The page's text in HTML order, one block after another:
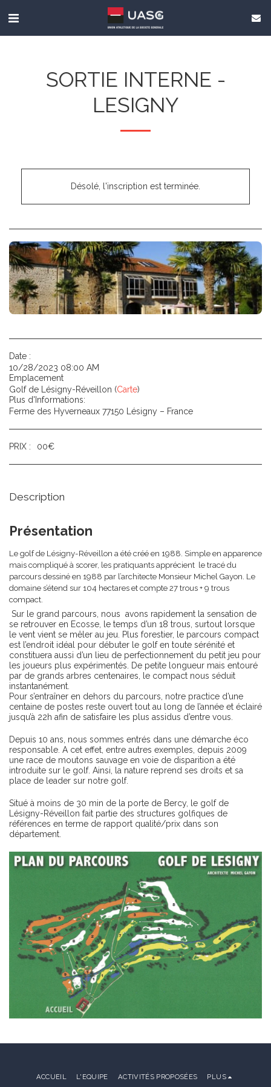
SORTIE INTERNE -
LESIGNY
Désolé, l'inscription est terminée.
Date :
10/28/2023 08:00 AM
Emplacement
Golf de Lésigny-Réveillon (Carte)
Plus d'Informations:
Ferme des Hyverneaux 77150 Lésigny – France
PRIX : 00€
Description
Présentation
Le golf de Lésigny-Réveillon a été créé en 1988. Simple en apparence
mais compliqué à scorer, les pratiquants apprécient le tracé du
parcours dessiné en 1988 par l’architecte Monsieur Michel Gayon. Le
domaine s’étend sur 104 hectares et compte 27 trous + 9 trous
compact.
Sur le grand parcours, nous avons rapidement la sensation de
se retrouver en Ecosse, le temps d’un 18 trous, surtout lorsque
le vent vient se mêler au jeu. Plus forestier, le parcours compact
est l’endroit idéal pour débuter le golf en toute sérénité et
constituera aussi d’un lieu de perfectionnement du petit jeu pour
les joueurs plus expérimentés. De petite longueur mais entouré
par de grands arbres centenaires, le compact nous séduit
instantanément.
Pour s’entraîner en dehors du parcours, notre practice d’une
centaine de postes reste ouvert tout au long de l’année et éclairé
jusqu’à 22h afin de satisfaire les plus assidus d’entre vous.
Depuis 10 ans, nous sommes entrés dans une démarche éco
responsable. A cet effet, entre autres exemples, depuis 2009
une race de moutons sauvage en voie de disparition a été
introduite sur le golf. Ainsi, la nature reprend ses droits et sa
place de leader sur notre golf.
Situé à moins de 30 min de la porte de Bercy, le golf de
Lésigny-Réveillon fait partie des structures golfiques de
références en terme de rapport qualité/prix dans son
département.
ACCUEIL L'EQUIPE ACTIVITÉS PROPOSÉES PLUS